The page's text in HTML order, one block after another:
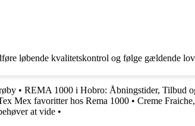
løbende kvalitetskontrol og følge gældende
• REMA 1000 i Hobro: Åbningstider, Tilbud
Mex favoritter hos Rema 1000 • Creme
at vide •